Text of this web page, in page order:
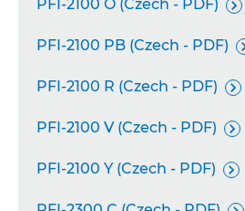
PFI-2100 O (Czech - PDF) 
PFI-2100 PB (Czech - PDF)
PFI-2100 R (Czech - PDF) 
PFI-2100 V (Czech - PDF) 
PFI-2100 Y (Czech - PDF) 